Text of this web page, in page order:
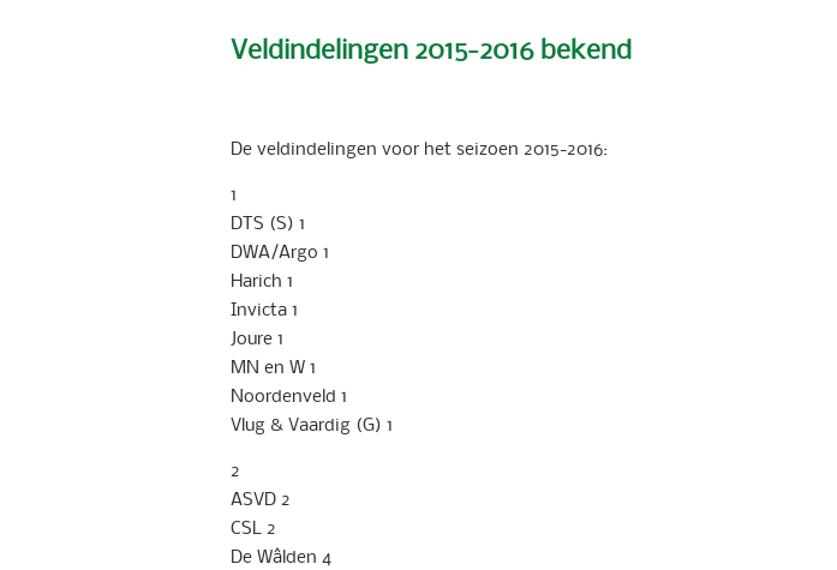
Veldindelingen 2015-2016 bekend
De veldindelingen voor het seizoen 2015-2016:
1
DTS (S) 1
DWA/Argo 1
Harich 1
Invicta 1
Joure 1
MN en W 1
Noordenveld 1
Vlug & Vaardig (G) 1
2
ASVD 2
CSL 2
De Wâlden 4